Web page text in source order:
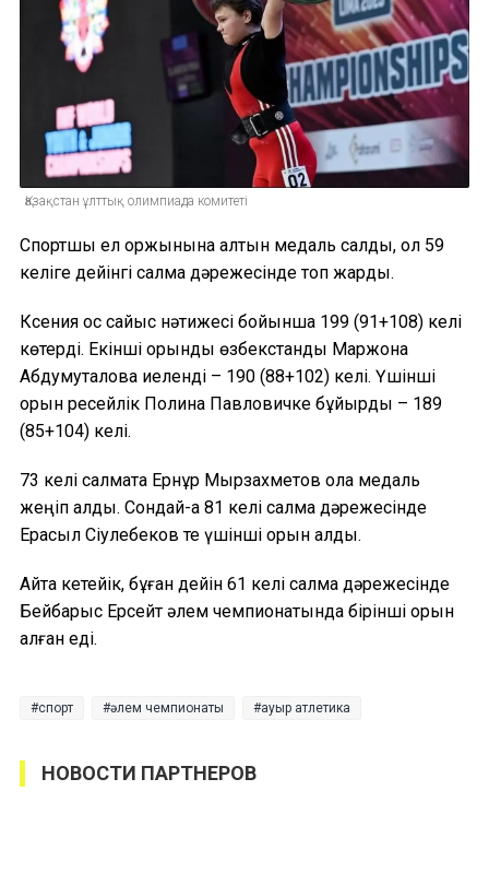
Қазақстан ұлттық олимпиада комитеті
Спортшы ел қоржынына алтын медаль салды, ол 59
келіге дейінгі салмақ дәрежесінде топ жарды.
Ксения қос сайыс нәтижесі бойынша 199 (91+108) келі
көтерді. Екінші орынды өзбекстандық Маржона
Абдумуталова иеленді – 190 (88+102) келі. Үшінші
орын ресейлік Полина Павловичке бұйырды – 189
(85+104) келі.
73 келі салмақта Ернұр Мырзахметов қола медаль
жеңіп алды. Сондай-ақ 81 келі салмақ дәрежесінде
Ерасыл Сіулебеков те үшінші орын алды.
Айта кетейік, бұған дейін 61 келі салмақ дәрежесінде
Бейбарыс Ерсейт әлем чемпионатында бірінші орын
алған еді.
спорт әлем чемпионаты ауыр атлетика
НОВОСТИ ПАРТНЕРОВ